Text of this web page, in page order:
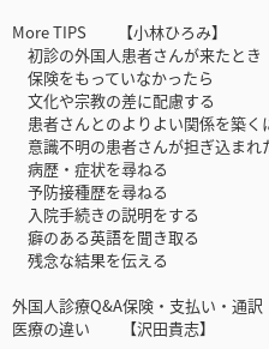
More TIPS 【小林ひろみ】
初診の外国人患者さんが来たとき
保険をもっていなかったら
文化や宗教の差に配慮する
患者さんとのよりよい関係を築く
意識不明の患者さんが担ぎ込まれ
病歴・症状を尋ねる
予防接種歴を尋ねる
入院手続きの説明をする
癖のある英語を聞き取る
残念な結果を伝える
外国人診療Q&A保険・支払い・通
医療の違い 【沢田貴志】